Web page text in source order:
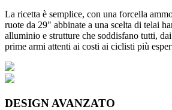
La ricetta è semplice, con una forcella
ruote da 29" abbinate a una scelta di telai
alluminio e strutture che soddisfano tutti,
prime armi attenti ai costi ai ciclisti più
DESIGN AVANZATO